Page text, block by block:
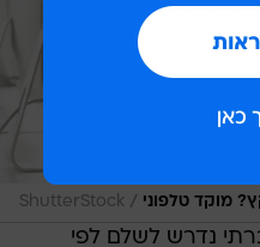
מוקד טלפוני /
ShutterStock
נדרש לשלם לפי